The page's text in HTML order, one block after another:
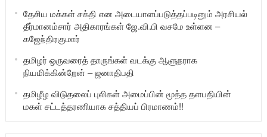
தேசிய மக்கள் சக்தி என அடையாளப்படுத்தப்படினும் அரசியல்
தீர்மானம்சார் அதிகாரங்கள் ஜே.வி.பி வசமே உள்ளன –
கஜேந்திரகுமார்
தமிழர் ஒருவரைத் தாருங்கள் வடக்கு ஆளுநராக
நியமிக்கின்றேன் – ஜனாதிபதி
தமிழீழ விடுதலைப் புலிகள் அமைப்பின் மூத்த தளபதியின்
மகள் சட்டத்தரணியாக சத்தியப் பிரமாணம்!!